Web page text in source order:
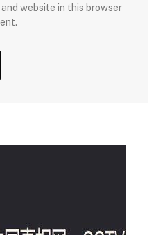
and website in this browser